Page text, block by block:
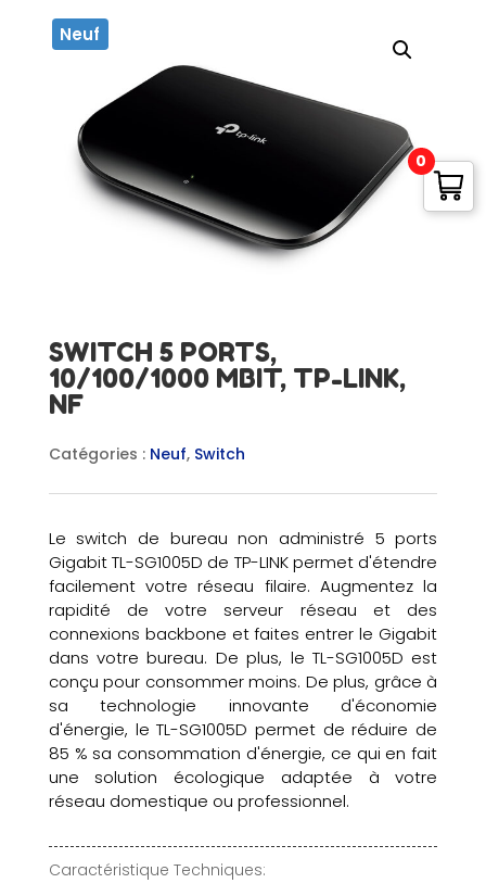
Neuf
SWITCH 5 PORTS,
10/100/1000 MBIT, TP-LINK,
NF
Catégories : Neuf, Switch
Le switch de bureau non administré 5 ports
Gigabit TL-SG1005D de TP-LINK permet d'étendre
facilement votre réseau filaire. Augmentez la
rapidité de votre serveur réseau et des
connexions backbone et faites entrer le Gigabit
dans votre bureau. De plus, le TL-SG1005D est
conçu pour consommer moins. De plus, grâce à
sa technologie innovante d'économie
d'énergie, le TL-SG1005D permet de réduire de
85 % sa consommation d'énergie, ce qui en fait
une solution écologique adaptée à votre
réseau domestique ou professionnel.
Caractéristique Techniques:
0